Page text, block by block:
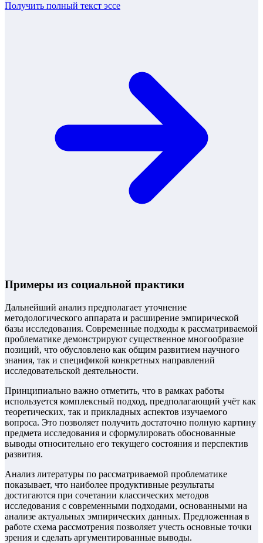
Получить полный текст эссе
Примеры из социальной практики
Дальнейший анализ предполагает уточнение
методологического аппарата и расширение эмпирической
базы исследования. Современные подходы к рассматриваемой
проблематике демонстрируют существенное многообразие
позиций, что обусловлено как общим развитием научного
знания, так и спецификой конкретных направлений
исследовательской деятельности.
Принципиально важно отметить, что в рамках работы
используется комплексный подход, предполагающий учёт как
теоретических, так и прикладных аспектов изучаемого
вопроса. Это позволяет получить достаточно полную картину
предмета исследования и сформулировать обоснованные
выводы относительно его текущего состояния и перспектив
развития.
Анализ литературы по рассматриваемой проблематике
показывает, что наиболее продуктивные результаты
достигаются при сочетании классических методов
исследования с современными подходами, основанными на
анализе актуальных эмпирических данных. Предложенная в
работе схема рассмотрения позволяет учесть основные точки
зрения и сделать аргументированные выводы.